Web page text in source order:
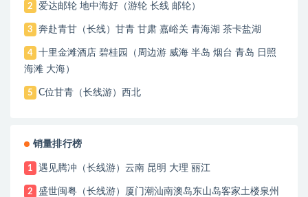
2 爱达邮轮 地中海好（游轮 长线 邮轮）
3 奔赴青甘（长线）甘青 甘肃 嘉峪关 青海湖 茶卡盐湖
4
十里金滩酒店 碧桂园（周边游 威海 半岛 烟台 青岛 日照
海滩 大海）
5 C位甘青（长线游）西北
销量排行榜
1 遇见腾冲（长线游）云南 昆明 大理 丽江
2
盛世闽粤（长线游）厦门潮汕南澳岛东山岛客家土楼泉州